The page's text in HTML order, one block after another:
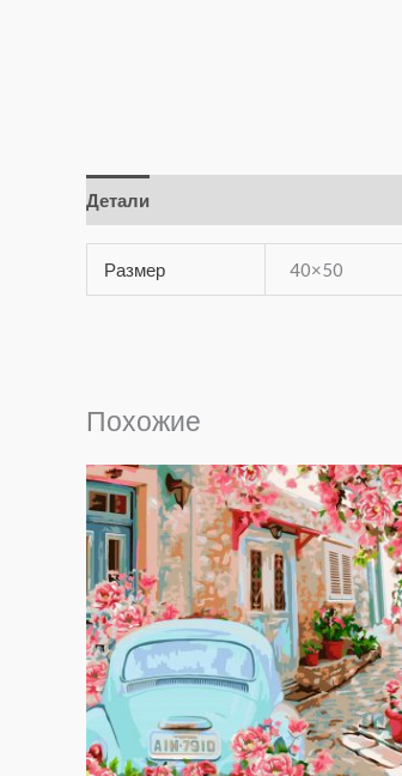
Детали
Размер 40×50
Похожие